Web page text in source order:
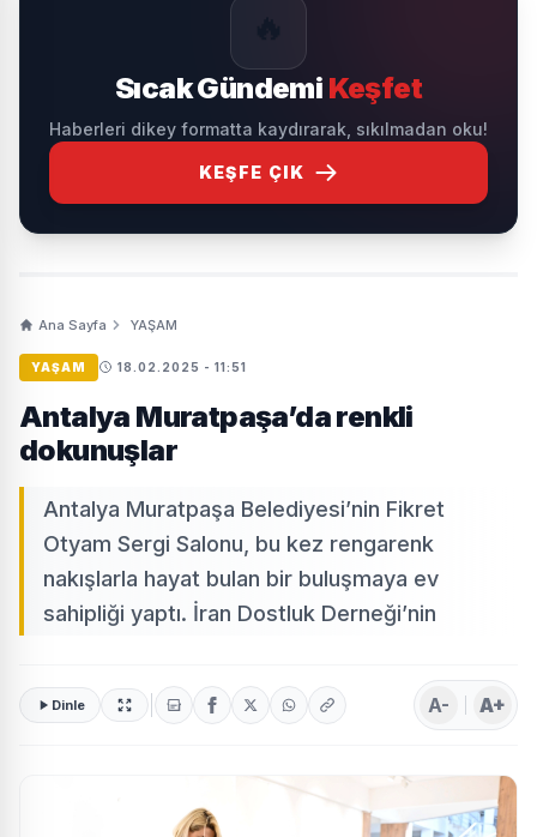
Sıcak Gündemi Keşfet
Haberleri dikey formatta kaydırarak, sıkılmadan oku!
KEŞFE ÇIK
Ana Sayfa YAŞAM
YAŞAM 18.02.2025 - 11:51
Antalya Muratpaşa’da renkli
dokunuşlar
Antalya Muratpaşa Belediyesi’nin Fikret
Otyam Sergi Salonu, bu kez rengarenk
nakışlarla hayat bulan bir buluşmaya ev
sahipliği yaptı. İran Dostluk Derneği’nin
Dinle A- A+